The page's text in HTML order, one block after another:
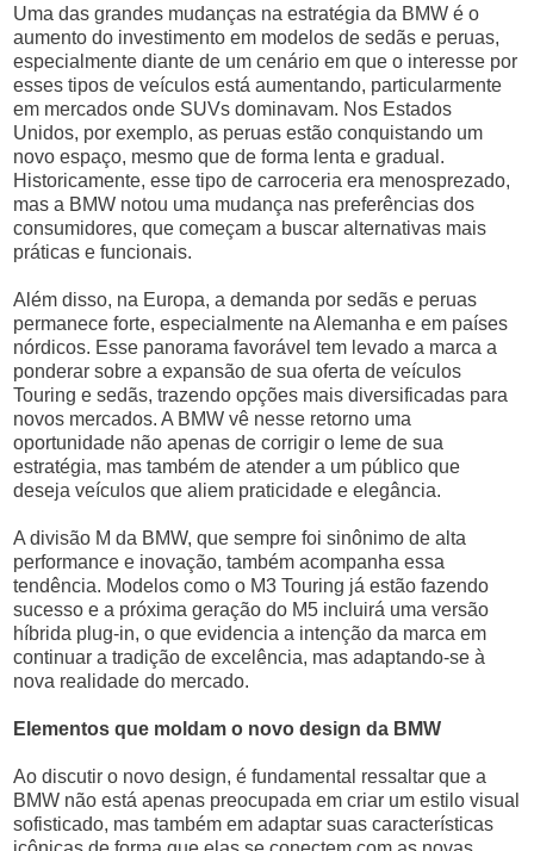
Uma das grandes mudanças na estratégia da BMW é o
aumento do investimento em modelos de sedãs e peruas,
especialmente diante de um cenário em que o interesse por
esses tipos de veículos está aumentando, particularmente
em mercados onde SUVs dominavam. Nos Estados
Unidos, por exemplo, as peruas estão conquistando um
novo espaço, mesmo que de forma lenta e gradual.
Historicamente, esse tipo de carroceria era menosprezado,
mas a BMW notou uma mudança nas preferências dos
consumidores, que começam a buscar alternativas mais
práticas e funcionais.
Além disso, na Europa, a demanda por sedãs e peruas
permanece forte, especialmente na Alemanha e em países
nórdicos. Esse panorama favorável tem levado a marca a
ponderar sobre a expansão de sua oferta de veículos
Touring e sedãs, trazendo opções mais diversificadas para
novos mercados. A BMW vê nesse retorno uma
oportunidade não apenas de corrigir o leme de sua
estratégia, mas também de atender a um público que
deseja veículos que aliem praticidade e elegância.
A divisão M da BMW, que sempre foi sinônimo de alta
performance e inovação, também acompanha essa
tendência. Modelos como o M3 Touring já estão fazendo
sucesso e a próxima geração do M5 incluirá uma versão
híbrida plug-in, o que evidencia a intenção da marca em
continuar a tradição de excelência, mas adaptando-se à
nova realidade do mercado.
Elementos que moldam o novo design da BMW
Ao discutir o novo design, é fundamental ressaltar que a
BMW não está apenas preocupada em criar um estilo visual
sofisticado, mas também em adaptar suas características